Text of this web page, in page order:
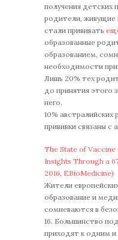
получения детских
родители, живущие
стали прививать
образованные
образованием,
необходимости
Лишь 20% тех
до принятия этого
него.
10%
прививки связаны
The State of Vaccine
Insights Through a
2016, EBioMedicine)
Жители
образование и
сомневаются в
16. Большинство
приходят к одним